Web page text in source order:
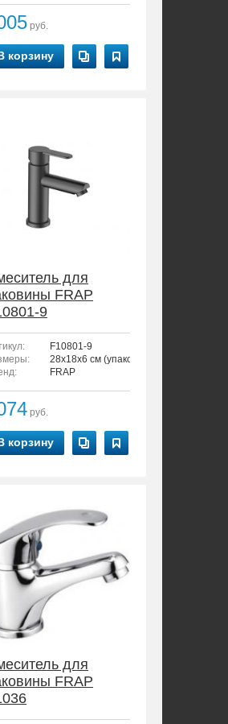
руб.
корзину
для
FRAP
9
F10801-9
28x18x6 см (упаковка)
FRAP
руб.
корзину
для
FRAP